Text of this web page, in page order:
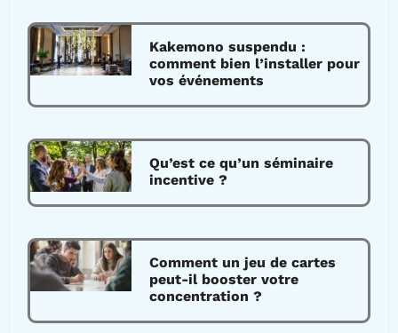
Kakemono suspendu :
comment bien l’installer pour
vos événements
Qu’est ce qu’un séminaire
incentive ?
Comment un jeu de cartes
peut-il booster votre
concentration ?